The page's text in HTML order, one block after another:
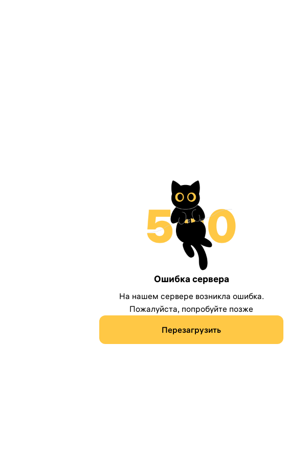
Ошибка сервера
На нашем сервере возникла ошибка.
Пожалуйста, попробуйте позже
Перезагрузить